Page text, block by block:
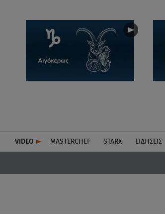
VIDEO MASTERCHEF STARX ΕΙΔΉΣΕΙΣ